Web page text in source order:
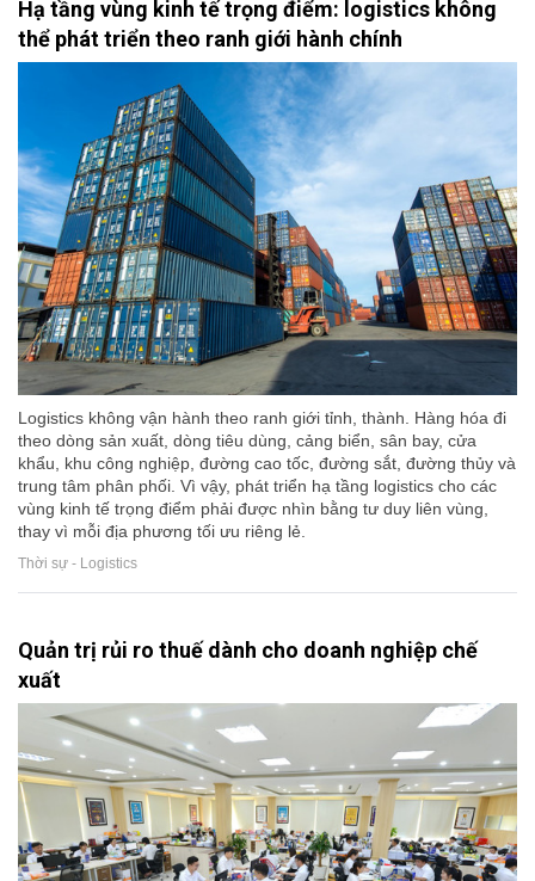
Hạ tầng vùng kinh tế trọng điểm: logistics không
thể phát triển theo ranh giới hành chính
Logistics không vận hành theo ranh giới tỉnh, thành. Hàng hóa đi
theo dòng sản xuất, dòng tiêu dùng, cảng biển, sân bay, cửa
khẩu, khu công nghiệp, đường cao tốc, đường sắt, đường thủy và
trung tâm phân phối. Vì vậy, phát triển hạ tầng logistics cho các
vùng kinh tế trọng điểm phải được nhìn bằng tư duy liên vùng,
thay vì mỗi địa phương tối ưu riêng lẻ.
Thời sự - Logistics
Quản trị rủi ro thuế dành cho doanh nghiệp chế
xuất